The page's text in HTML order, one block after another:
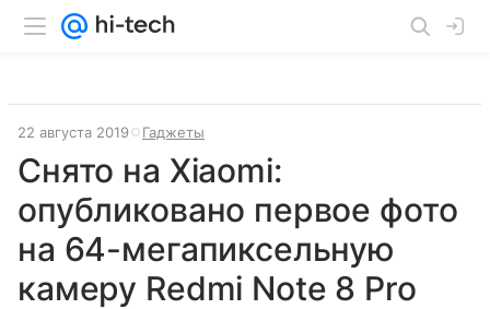
22 августа 2019 Гаджеты
Снято на Xiaomi:
опубликовано первое фото
на 64-мегапиксельную
камеру Redmi Note 8 Pro